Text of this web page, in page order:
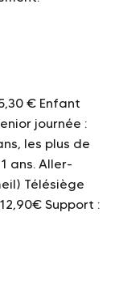
€ Enfant
journée :
les plus de
ans. Aller-
Télésiège
Support :